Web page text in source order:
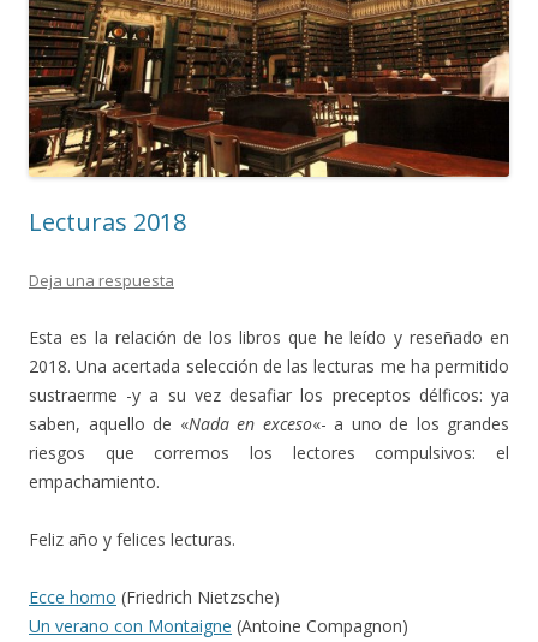
Lecturas 2018
Deja una respuesta
Esta es la relación de los libros que he leído y reseñado en
2018. Una acertada selección de las lecturas me ha permitido
sustraerme -y a su vez desafiar los preceptos délficos: ya
saben, aquello de «Nada en exceso«- a uno de los grandes
riesgos que corremos los lectores compulsivos: el
empachamiento.
Feliz año y felices lecturas.
Ecce homo (Friedrich Nietzsche)
Un verano con Montaigne (Antoine Compagnon)